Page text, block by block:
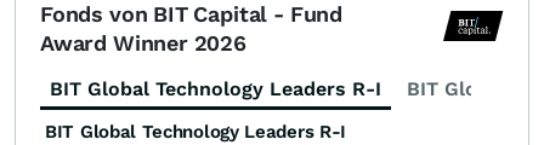
Fonds von BIT Capital - Fund
Award Winner 2026
BIT Global Technology Leaders R-I BIT Global
BIT Global Technology Leaders R-I